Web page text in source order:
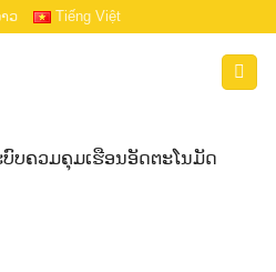
ວ Tiếng Việt
ບຄວມຄຸມເຮືອນອັດຕະໂນມັດ